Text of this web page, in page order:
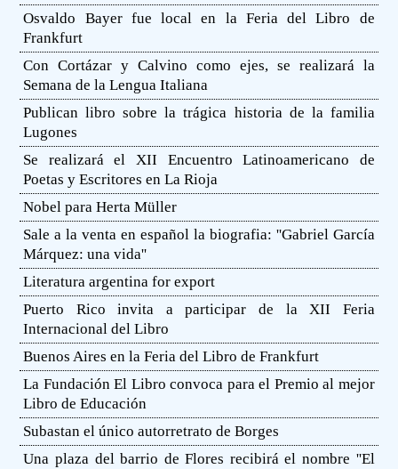
Osvaldo Bayer fue local en la Feria del Libro de
Frankfurt
Con Cortázar y Calvino como ejes, se realizará la
Semana de la Lengua Italiana
Publican libro sobre la trágica historia de la familia
Lugones
Se realizará el XII Encuentro Latinoamericano de
Poetas y Escritores en La Rioja
Nobel para Herta Müller
Sale a la venta en español la biografia: ''Gabriel García
Márquez: una vida''
Literatura argentina for export
Puerto Rico invita a participar de la XII Feria
Internacional del Libro
Buenos Aires en la Feria del Libro de Frankfurt
La Fundación El Libro convoca para el Premio al mejor
Libro de Educación
Subastan el único autorretrato de Borges
Una plaza del barrio de Flores recibirá el nombre ''El